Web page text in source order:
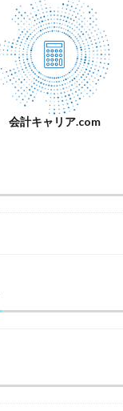
会計キャリア.com